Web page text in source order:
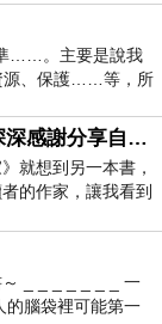
……。主要是說我
源、保護……等，所
好書推薦《女大當家》深深感謝分享自己想法震撼讀者的作家，讓我看到不同樣貌的家庭！
就想到另一本書，
的作家，讓我看到
_ _ _ _ _ _ _ 一
的腦袋裡可能第一